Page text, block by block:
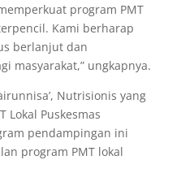
program PMT
Kami berharap
berlanjut dan
masyarakat,” ungkapnya.
Nutrisionis yang
Lokal Puskesmas
pendampingan ini
program PMT lokal